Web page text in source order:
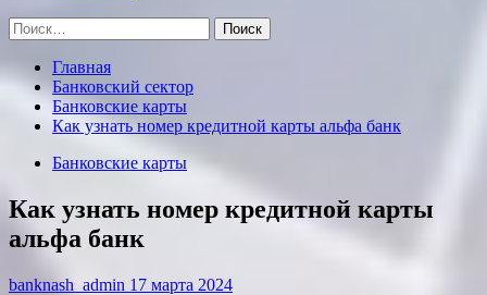
Найти:
Главная
Банковский сектор
Банковские карты
Как узнать номер кредитной карты альфа банк
Банковские карты
Как узнать номер кредитной карты
альфа банк
banknash_admin 17 марта 2024